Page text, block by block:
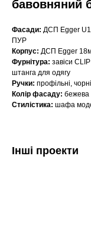
бавовняний
Фасади: ДСП Egger
ПУР
Корпус: ДСП Еgger
Фурнітура: завіси
штанга для одягу
Ручки: профільні,
Колір фасаду:
Стилістика: шафа
Інші проекти